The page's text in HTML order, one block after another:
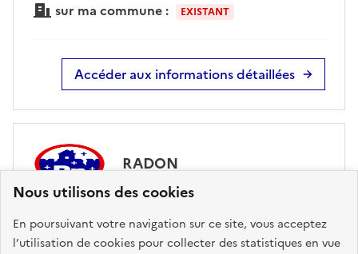
Nous utilisons des cookies
En poursuivant votre navigation sur ce site, vous acceptez
l’utilisation de cookies pour collecter des statistiques en vue
sur ma commune : EXISTANT
Accéder aux informations détaillées
RADON
sur ma commune : FAIBLE